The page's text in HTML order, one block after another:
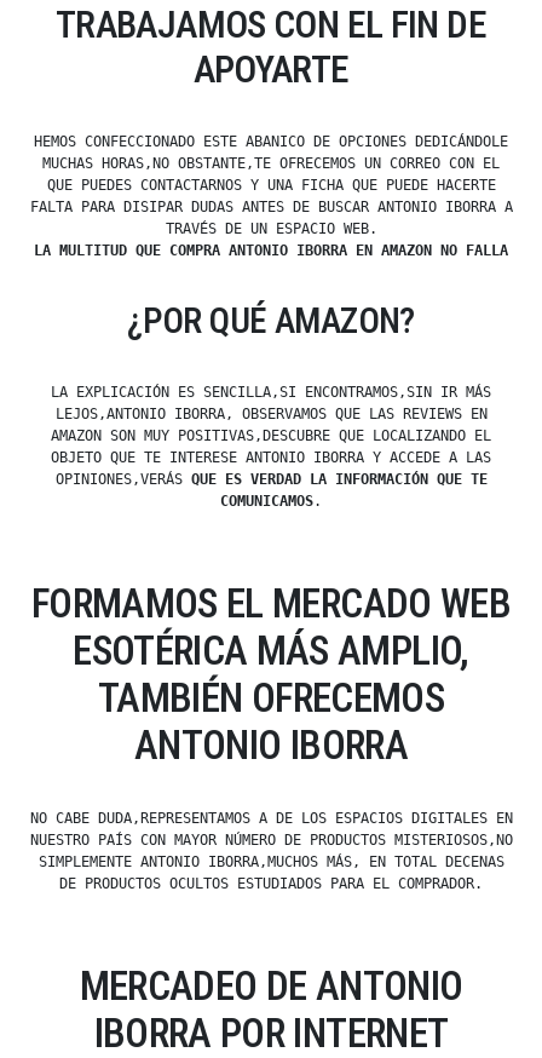
TRABAJAMOS CON EL FIN DE
APOYARTE
HEMOS CONFECCIONADO ESTE ABANICO DE OPCIONES DEDICÁNDOLE
MUCHAS HORAS,NO OBSTANTE,TE OFRECEMOS UN CORREO CON EL
QUE PUEDES CONTACTARNOS Y UNA FICHA QUE PUEDE HACERTE
FALTA PARA DISIPAR DUDAS ANTES DE BUSCAR ANTONIO IBORRA A
TRAVÉS DE UN ESPACIO WEB.
LA MULTITUD QUE COMPRA ANTONIO IBORRA EN AMAZON NO FALLA
¿POR QUÉ AMAZON?
LA EXPLICACIÓN ES SENCILLA,SI ENCONTRAMOS,SIN IR MÁS
LEJOS,ANTONIO IBORRA, OBSERVAMOS QUE LAS REVIEWS EN
AMAZON SON MUY POSITIVAS,DESCUBRE QUE LOCALIZANDO EL
OBJETO QUE TE INTERESE ANTONIO IBORRA Y ACCEDE A LAS
OPINIONES,VERÁS QUE ES VERDAD LA INFORMACIÓN QUE TE
COMUNICAMOS.
FORMAMOS EL MERCADO WEB
ESOTÉRICA MÁS AMPLIO,
TAMBIÉN OFRECEMOS
ANTONIO IBORRA
NO CABE DUDA,REPRESENTAMOS A DE LOS ESPACIOS DIGITALES EN
NUESTRO PAÍS CON MAYOR NÚMERO DE PRODUCTOS MISTERIOSOS,NO
SIMPLEMENTE ANTONIO IBORRA,MUCHOS MÁS, EN TOTAL DECENAS
DE PRODUCTOS OCULTOS ESTUDIADOS PARA EL COMPRADOR.
MERCADEO DE ANTONIO
IBORRA POR INTERNET